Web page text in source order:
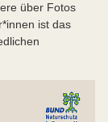
über Fotos
ist das